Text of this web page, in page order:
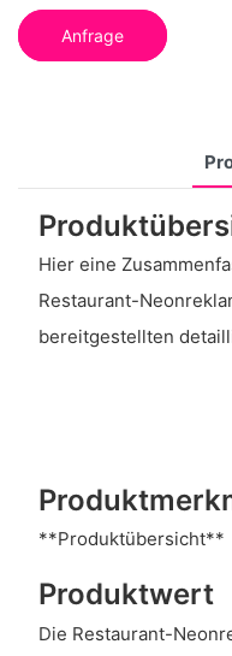
Anfrage
Hier eine
Restaurant-
bereitgestellten
**Produktübersicht**
Produktwert
Die Restaurant-